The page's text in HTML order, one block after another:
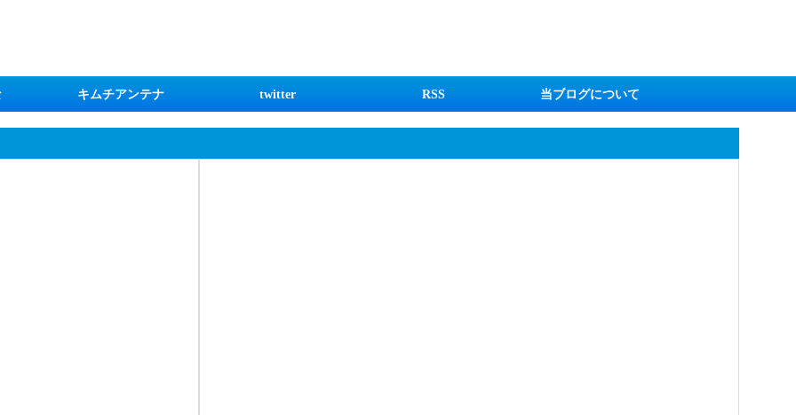
キムチアンテナ twitter RSS 当ブログについて